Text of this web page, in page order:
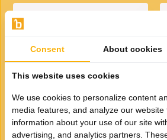
Dienblad FUGURATO 50x50
109,95
Consent About cookies
This website uses cookies
We use cookies to personalize content
media features, and analyze our
information about your use of our site
advertising, and analytics partners.